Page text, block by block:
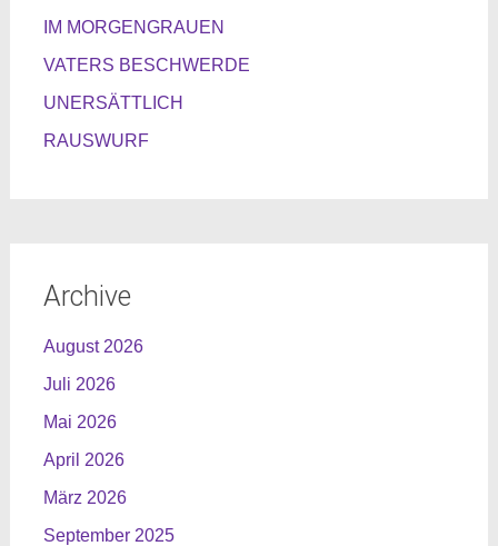
IM MORGENGRAUEN
VATERS BESCHWERDE
UNERSÄTTLICH
RAUSWURF
Archive
August 2026
Juli 2026
Mai 2026
April 2026
März 2026
September 2025